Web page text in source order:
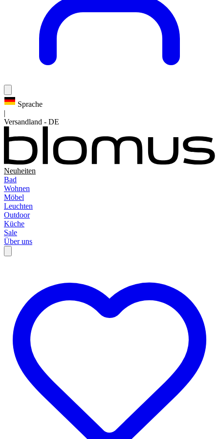
Sprache
|
Versandland - DE
Neuheiten
Bad
Wohnen
Möbel
Leuchten
Outdoor
Küche
Sale
Über uns